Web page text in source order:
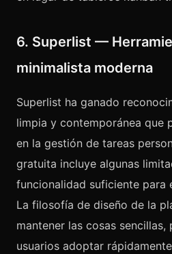
6. Superlist —
minimalista moderna
Superlist ha ganado
limpia y contemporánea que
en la gestión de tareas
gratuita incluye algunas
funcionalidad suficiente para
La filosofía de diseño de la
mantener las cosas
usuarios adoptar